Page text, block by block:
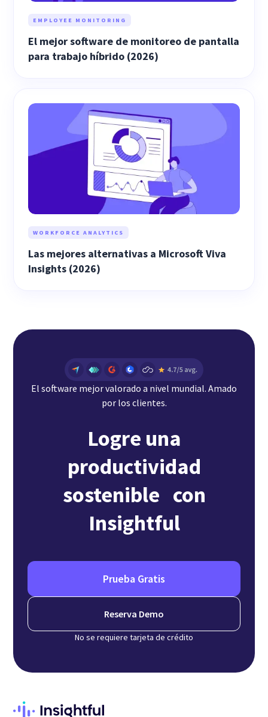
EMPLOYEE MONITORING
El mejor software de monitoreo de pantalla
para trabajo híbrido (2026)
WORKFORCE ANALYTICS
Las mejores alternativas a Microsoft Viva
Insights (2026)
El software mejor valorado a nivel mundial. Amado
por los clientes.
Logre una
productividad
sostenible con
Insightful
Prueba Gratis
Reserva Demo
No se requiere tarjeta de crédito